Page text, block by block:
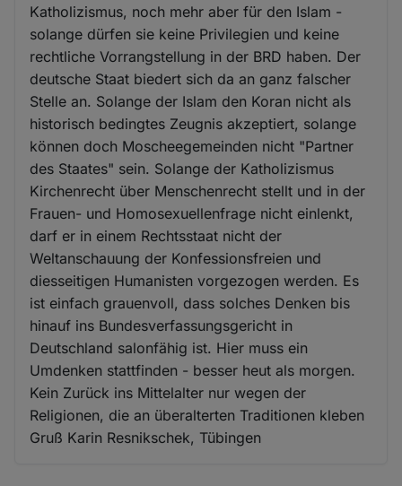
Katholizismus, noch mehr aber für den Islam -
solange dürfen sie keine Privilegien und keine
rechtliche Vorrangstellung in der BRD haben. Der
deutsche Staat biedert sich da an ganz falscher
Stelle an. Solange der Islam den Koran nicht als
historisch bedingtes Zeugnis akzeptiert, solange
können doch Moscheegemeinden nicht "Partner
des Staates" sein. Solange der Katholizismus
Kirchenrecht über Menschenrecht stellt und in der
Frauen- und Homosexuellenfrage nicht einlenkt,
darf er in einem Rechtsstaat nicht der
Weltanschauung der Konfessionsfreien und
diesseitigen Humanisten vorgezogen werden. Es
ist einfach grauenvoll, dass solches Denken bis
hinauf ins Bundesverfassungsgericht in
Deutschland salonfähig ist. Hier muss ein
Umdenken stattfinden - besser heut als morgen.
Kein Zurück ins Mittelalter nur wegen der
Religionen, die an überalterten Traditionen kleben
Gruß Karin Resnikschek, Tübingen